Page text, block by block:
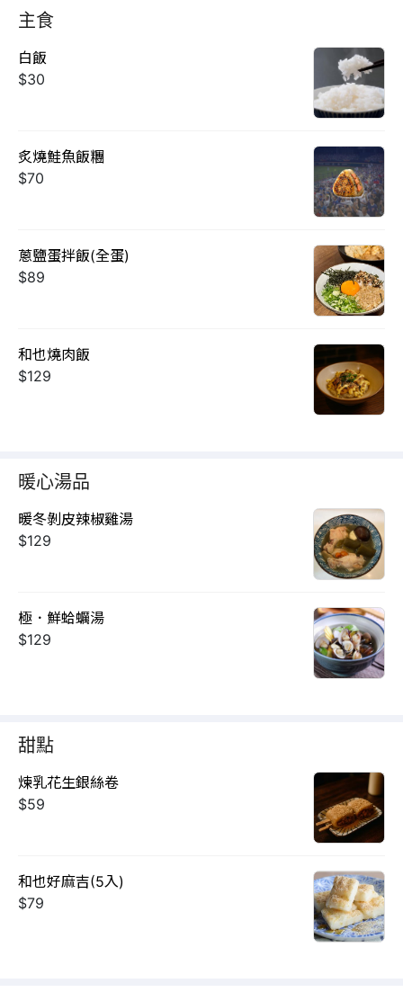
主食
白飯
$30
炙燒鮭魚飯糰
$70
蔥鹽蛋拌飯(全蛋)
$89
和也燒肉飯
$129
暖心湯品
暖冬剝皮辣椒雞湯
$129
極．鮮蛤蠣湯
$129
甜點
煉乳花生銀絲卷
$59
和也好麻吉(5入)
$79